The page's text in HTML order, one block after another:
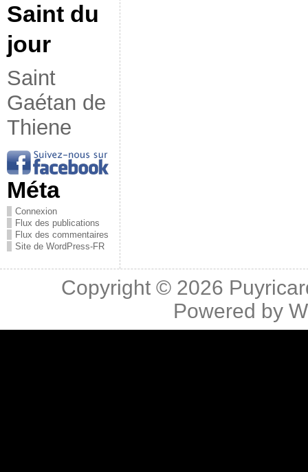
Saint du
jour
Saint
Gaétan de
Thiene
Méta
Connexion
Flux des publications
Flux des commentaires
Site de WordPress-FR
Copyright © 2026
Powered by